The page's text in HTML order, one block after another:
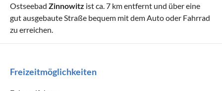
Ostseebad Zinnowitz ist ca. 7 km entfernt und über eine
gut ausgebaute Straße bequem mit dem Auto oder Fahrrad
zu erreichen.
Freizeitmöglichkeiten